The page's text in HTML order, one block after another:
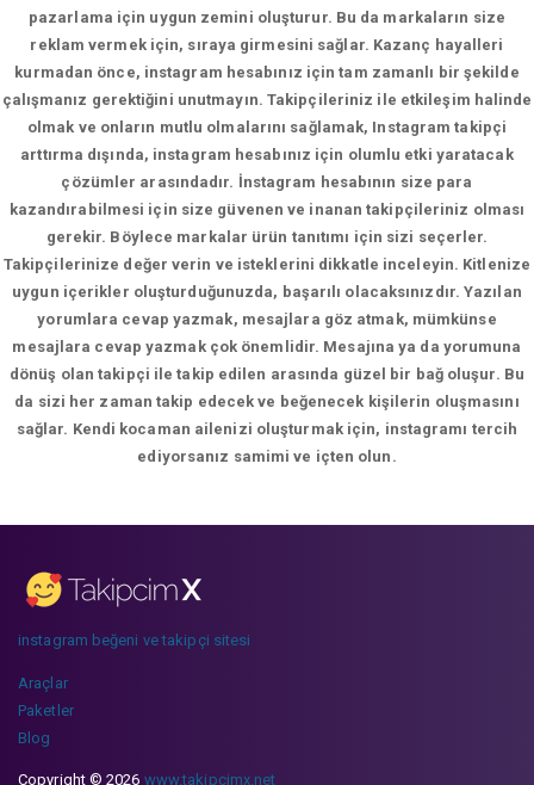
pazarlama için uygun zemini oluşturur. Bu da markaların size
reklam vermek için, sıraya girmesini sağlar. Kazanç hayalleri
kurmadan önce, instagram hesabınız için tam zamanlı bir şekilde
çalışmanız gerektiğini unutmayın. Takipçileriniz ile etkileşim halinde
olmak ve onların mutlu olmalarını sağlamak, Instagram takipçi
arttırma dışında, instagram hesabınız için olumlu etki yaratacak
çözümler arasındadır. İnstagram hesabının size para
kazandırabilmesi için size güvenen ve inanan takipçileriniz olması
gerekir. Böylece markalar ürün tanıtımı için sizi seçerler.
Takipçilerinize değer verin ve isteklerini dikkatle inceleyin. Kitlenize
uygun içerikler oluşturduğunuzda, başarılı olacaksınızdır. Yazılan
yorumlara cevap yazmak, mesajlara göz atmak, mümkünse
mesajlara cevap yazmak çok önemlidir. Mesajına ya da yorumuna
dönüş olan takipçi ile takip edilen arasında güzel bir bağ oluşur. Bu
da sizi her zaman takip edecek ve beğenecek kişilerin oluşmasını
sağlar. Kendi kocaman ailenizi oluşturmak için, instagramı tercih
ediyorsanız samimi ve içten olun.
instagram beğeni ve takipçi sitesi
Araçlar
Paketler
Blog
Copyright © 2026 www.takipcimx.net